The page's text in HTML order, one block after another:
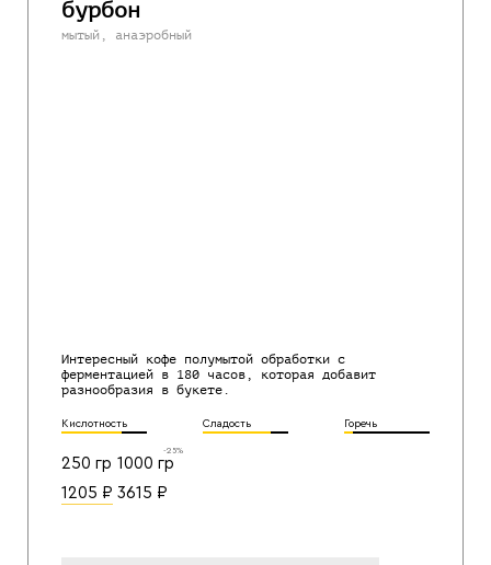
бурбон
мытый, анаэробный
Интересный кофе полумытой обработки с
ферментацией в 180 часов, которая добавит
разнообразия в букете.
Кислотность Сладость Горечь
250 гр
1205 ₽
1000 гр
-25%
3615 ₽